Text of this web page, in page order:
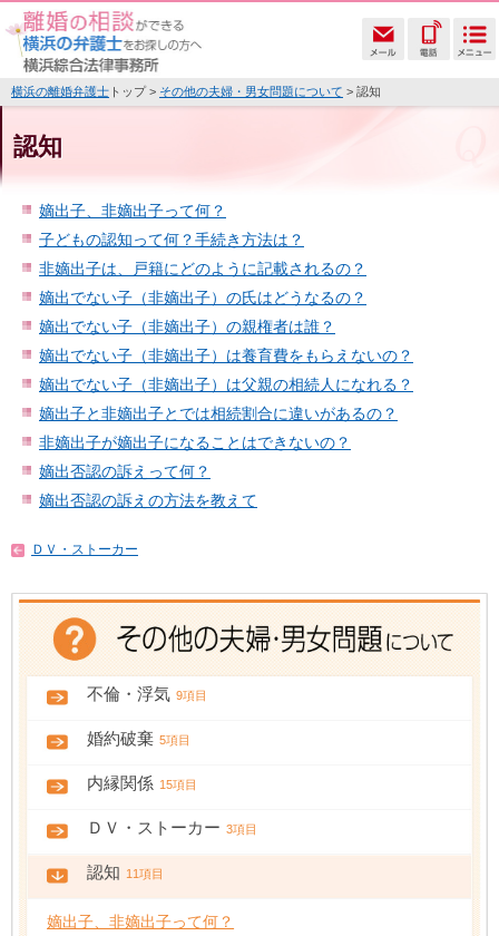
横浜の離婚弁護士 トップ > その他の夫婦・男女問題について > 認知
認知
嫡出子、非嫡出子って何？
子どもの認知って何？手続き方法は？
非嫡出子は、戸籍にどのように記載されるの？
嫡出でない子（非嫡出子）の氏はどうなるの？
嫡出でない子（非嫡出子）の親権者は誰？
嫡出でない子（非嫡出子）は養育費をもらえないの？
嫡出でない子（非嫡出子）は父親の相続人になれる？
嫡出子と非嫡出子とでは相続割合に違いがあるの？
非嫡出子が嫡出子になることはできないの？
嫡出否認の訴えって何？
嫡出否認の訴えの方法を教えて
ＤＶ・ストーカー
不倫・浮気 9項目
婚約破棄 5項目
内縁関係 15項目
ＤＶ・ストーカー 3項目
認知 11項目
嫡出子、非嫡出子って何？